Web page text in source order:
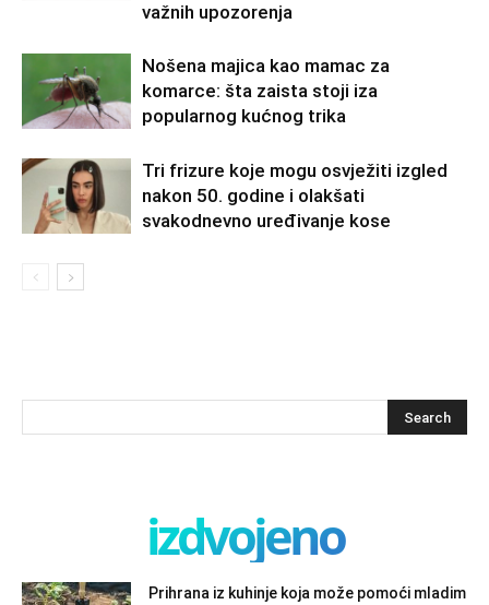
važnih upozorenja
Nošena majica kao mamac za
komarce: šta zaista stoji iza
popularnog kućnog trika
Tri frizure koje mogu osvježiti izgled
nakon 50. godine i olakšati
svakodnevno uređivanje kose
izdvojeno
Prihrana iz kuhinje koja može pomoći mladim